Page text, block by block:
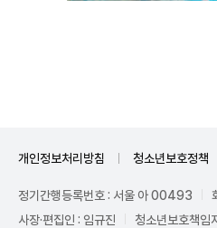
개인정보처리방침 청소년보호정책
정기간행등록번호 : 서울 아 00493
사장·편집인 : 임규진
청소년보호책임